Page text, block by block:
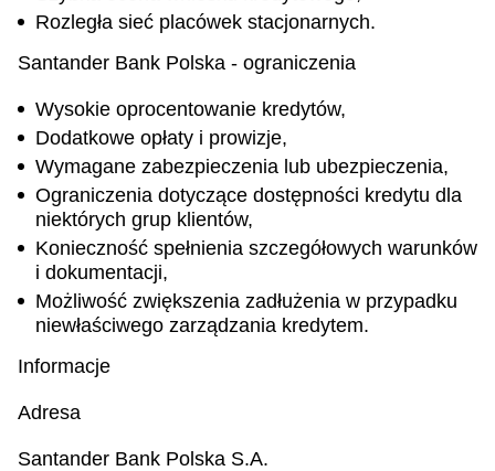
Rozległa sieć placówek stacjonarnych.
Santander Bank Polska - ograniczenia
Wysokie oprocentowanie kredytów,
Dodatkowe opłaty i prowizje,
Wymagane zabezpieczenia lub ubezpieczenia,
Ograniczenia dotyczące dostępności kredytu dla
niektórych grup klientów,
Konieczność spełnienia szczegółowych warunków
i dokumentacji,
Możliwość zwiększenia zadłużenia w przypadku
niewłaściwego zarządzania kredytem.
Informacje
Adresa
Santander Bank Polska S.A.